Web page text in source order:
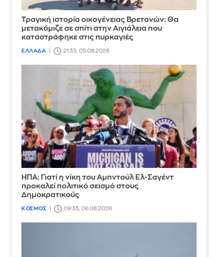
Τραγική ιστορία οικογένειας Βρετανών: Θα
μετακόμιζε σε σπίτι στην Αιγιάλεια που
καταστράφηκε στις πυρκαγιές
ΕΛΛΑΔΑ 21:33, 05.08.2026
ΗΠΑ: Γιατί η νίκη του Αμπντούλ Ελ-Σαγέντ
προκαλεί πολιτικό σεισμό στους
Δημοκρατικούς
ΚΟΣΜΟΣ 09:35, 06.08.2026